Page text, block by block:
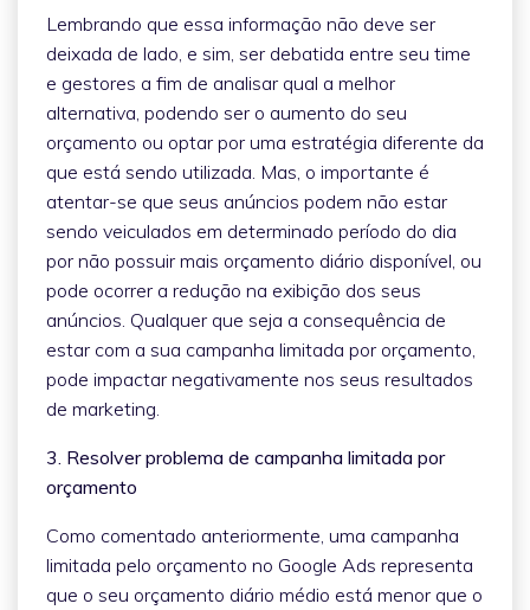
Lembrando que essa informação não deve ser
deixada de lado, e sim, ser debatida entre seu time
e gestores a fim de analisar qual a melhor
alternativa, podendo ser o aumento do seu
orçamento ou optar por uma estratégia diferente da
que está sendo utilizada. Mas, o importante é
atentar-se que seus anúncios podem não estar
sendo veiculados em determinado período do dia
por não possuir mais orçamento diário disponível, ou
pode ocorrer a redução na exibição dos seus
anúncios. Qualquer que seja a consequência de
estar com a sua campanha limitada por orçamento,
pode impactar negativamente nos seus resultados
de marketing.
3. Resolver problema de campanha limitada por
orçamento
Como comentado anteriormente, uma campanha
limitada pelo orçamento no Google Ads representa
que o seu orçamento diário médio está menor que o